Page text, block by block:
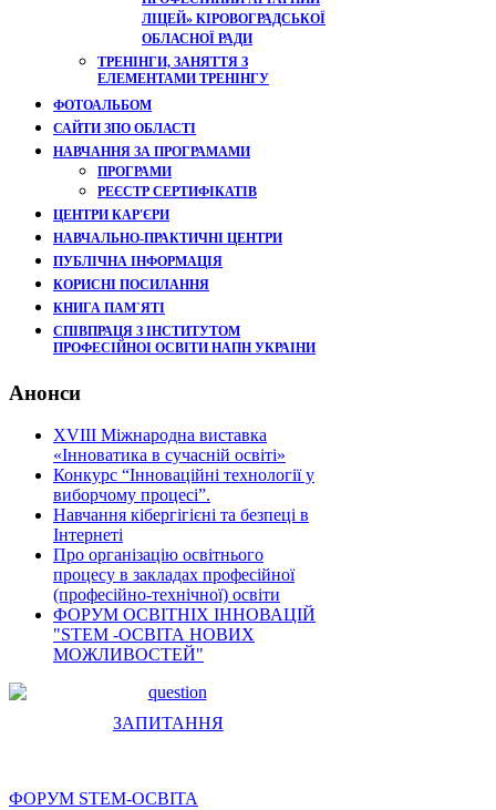
ЛІЦЕЙ» КІРОВОГРАДСЬКОЇ
ОБЛАСНОЇ РАДИ
ТРЕНІНГИ, ЗАНЯТТЯ З
ЕЛЕМЕНТАМИ ТРЕНІНГУ
ФОТОАЛЬБОМ
САЙТИ ЗПО ОБЛАСТІ
НАВЧАННЯ ЗА ПРОГРАМАМИ
ПРОГРАМИ
РЕЄСТР СЕРТИФІКАТІВ
ЦЕНТРИ КАР'ЄРИ
НАВЧАЛЬНО-ПРАКТИЧНІ ЦЕНТРИ
ПУБЛІЧНА ІНФОРМАЦІЯ
КОРИСНІ ПОСИЛАННЯ
КНИГА ПАМ`ЯТІ
СПІВПРАЦЯ З ІНСТИТУТОМ
ПРОФЕСІЙНОІ ОСВІТИ НАПН УКРАІНИ
Анонси
XVIII Міжнародна виставка
«Інноватика в сучасній освіті»
Конкурс “Інноваційні технології у
виборчому процесі”.
Навчання кібергігієні та безпеці в
Інтернеті
Про організацію освітнього
процесу в закладах професійної
(професійно-технічної) освіти
ФОРУМ ОСВІТНІХ ІННОВАЦІЙ
"STEM -ОСВІТА НОВИХ
МОЖЛИВОСТЕЙ"
ЗАПИТАННЯ
ФОРУМ STEM-ОСВІТА